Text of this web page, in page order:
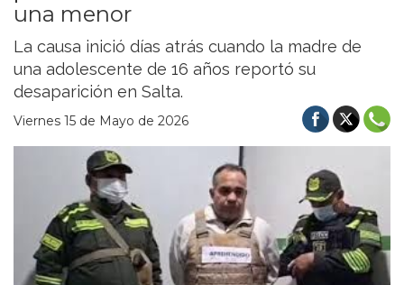
una menor
La causa inició días atrás cuando la madre de
una adolescente de 16 años reportó su
desaparición en Salta.
Viernes 15 de Mayo de 2026